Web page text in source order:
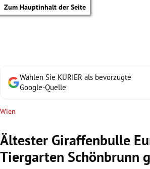
Zum Hauptinhalt der Seite
Wählen Sie KURIER als bevorzugte
Google-Quelle
Wien
Ältester Giraffenbulle
Tiergarten Schönbrunn